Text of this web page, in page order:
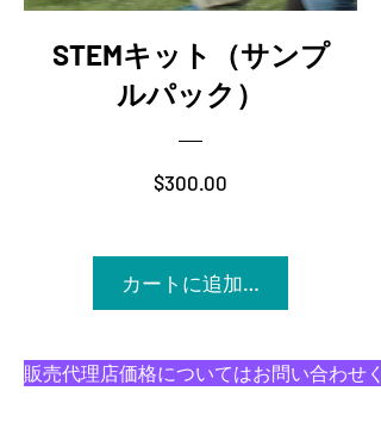
STEMキット（サンプ
ルパック）
$300.00
カートに追加する
販売代理店価格についてはお問い合わせく